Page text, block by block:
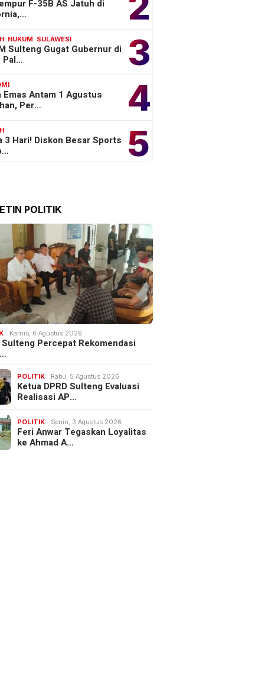
F-35B AS Jatuh di
3
HUKUM SULAWESI
Sulteng Gugat Gubernur di
Pal…
4
Emas Antam 1 Agustus
Per…
5
3 Hari! Diskon Besar Sports
POLITIK
Kamis, 6 Agustus 2026
Sulteng Percepat Rekomendasi
POLITIK Rabu, 5 Agustus 2026
Ketua DPRD Sulteng Evaluasi
Realisasi AP…
POLITIK Senin, 3 Agustus 2026
Feri Anwar Tegaskan Loyalitas
ke Ahmad A…